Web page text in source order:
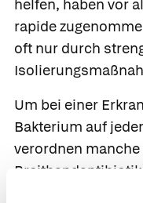
helfen, haben vor
rapide
oft nur durch
Um bei einer
Bakterium auf
verordnen manche
Berechtigung